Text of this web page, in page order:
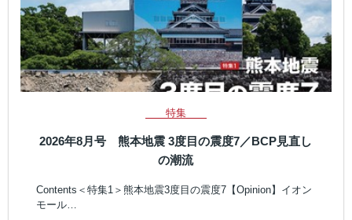
特集
2026年8月号 熊本地震 3度目の震度7／BCP見直し
の潮流
Contents＜特集1＞熊本地震3度目の震度7【Opinion】イオン
モール…